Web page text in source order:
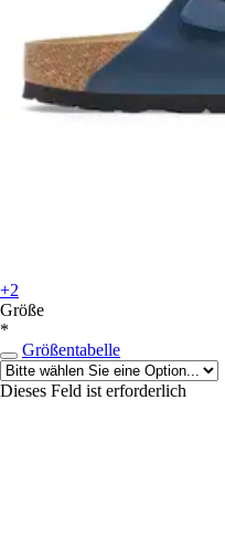
+2
Größe
*
Größentabelle
Dieses Feld ist erforderlich